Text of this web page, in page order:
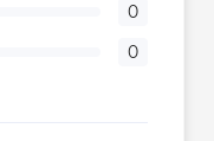
0
0